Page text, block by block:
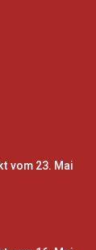
vom 23. Mai